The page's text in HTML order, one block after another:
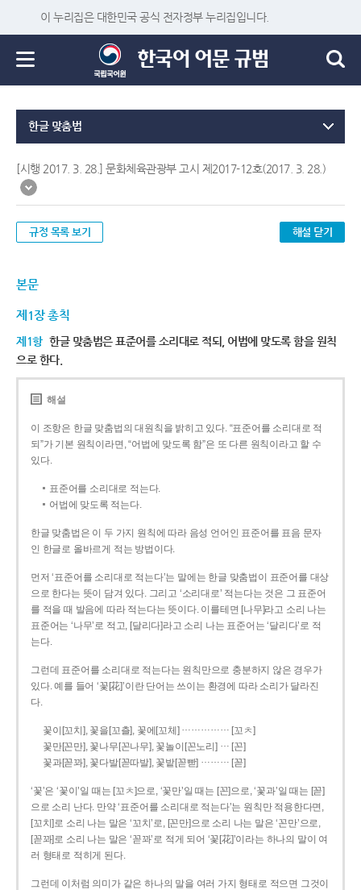
이 누리집은 대한민국 공식 전자정부 누리집입니다.
한글 맞춤법
[시행 2017. 3. 28.] 문화체육관광부 고시 제2017-12호(2017. 3. 28.)
규정 목록 보기 해설 닫기
본문
제1장 총칙
제1항 한글 맞춤법은 표준어를 소리대로 적되, 어법에 맞도록 함을 원칙
으로 한다.
해설
이 조항은 한글 맞춤법의 대원칙을 밝히고 있다. “표준어를 소리대로 적
되”가 기본 원칙이라면, “어법에 맞도록 함”은 또 다른 원칙이라고 할 수
있다.
표준어를 소리대로 적는다.
어법에 맞도록 적는다.
한글 맞춤법은 이 두 가지 원칙에 따라 음성 언어인 표준어를 표음 문자
인 한글로 올바르게 적는 방법이다.
먼저 ‘표준어를 소리대로 적는다’는 말에는 한글 맞춤법이 표준어를 대상
으로 한다는 뜻이 담겨 있다. 그리고 ‘소리대로’ 적는다는 것은 그 표준어
를 적을 때 발음에 따라 적는다는 뜻이다. 이를테면 [나무]라고 소리 나는
표준어는 ‘나무’로 적고, [달리다]라고 소리 나는 표준어는 ‘달리다’로 적
는다.
그런데 표준어를 소리대로 적는다는 원칙만으로 충분하지 않은 경우가
있다. 예를 들어 ‘꽃[花]’이란 단어는 쓰이는 환경에 따라 소리가 달라진
다.
꽃이[꼬치], 꽃을[꼬츨], 꽃에[꼬체] …………… [꼬ㅊ]
꽃만[꼰만], 꽃나무[꼰나무], 꽃놀이[꼰노리] … [꼰]
꽃과[꼳꽈], 꽃다발[꼳따발], 꽃밭[꼳빧] ……… [꼳]
‘꽃’은 ‘꽃이’일 때는 [꼬ㅊ]으로, ‘꽃만’일 때는 [꼰]으로, ‘꽃과’일 때는 [꼳]
으로 소리 난다. 만약 ‘표준어를 소리대로 적는다’는 원칙만 적용한다면,
[꼬치]로 소리 나는 말은 ‘꼬치’로, [꼰만]으로 소리 나는 말은 ‘꼰만’으로,
[꼳꽈]로 소리 나는 말은 ‘꼳꽈’로 적게 되어 ‘꽃[花]’이라는 하나의 말이 여
러 형태로 적히게 된다.
그런데 이처럼 의미가 같은 하나의 말을 여러 가지 형태로 적으면 그것이